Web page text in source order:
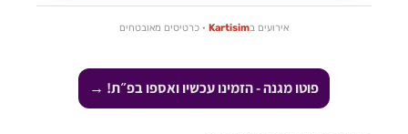
אירועים בKartisim · כרטיסים מאובטחים
פוטו מגנה - הזמינו עכשיו ואספו בפ״ת! →